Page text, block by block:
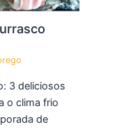
3 deliciosos
o clima frio
de